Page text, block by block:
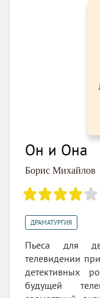
Он и Она
Борис Михайлов
ДРАМАТУРГИЯ
Пьеса для
телевидении
детективных
будущей